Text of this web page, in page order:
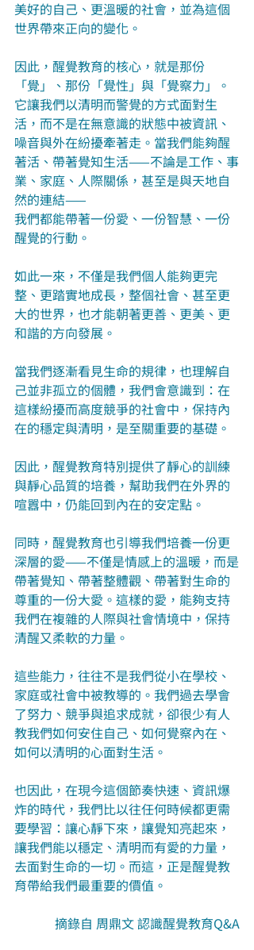
美好的自己、更溫暖的社會，並為這個
世界帶來正向的變化。
因此，醒覺教育的核心，就是那份
「覺」、那份「覺性」與「覺察力」。
它讓我們以清明而警覺的方式面對生
活，而不是在無意識的狀態中被資訊、
噪音與外在紛擾牽著走。當我們能夠醒
著活、帶著覺知生活——不論是工作、事
業、家庭、人際關係，甚至是與天地自
然的連結——
我們都能帶著一份愛、一份智慧、一份
醒覺的行動。
如此一來，不僅是我們個人能夠更完
整、更踏實地成長，整個社會、甚至更
大的世界，也才能朝著更善、更美、更
和諧的方向發展。
當我們逐漸看見生命的規律，也理解自
己並非孤立的個體，我們會意識到：在
這樣紛擾而高度競爭的社會中，保持內
在的穩定與清明，是至關重要的基礎。
因此，醒覺教育特別提供了靜心的訓練
與靜心品質的培養，幫助我們在外界的
喧囂中，仍能回到內在的安定點。
同時，醒覺教育也引導我們培養一份更
深層的愛——不僅是情感上的溫暖，而是
帶著覺知、帶著整體觀、帶著對生命的
尊重的一份大愛。這樣的愛，能夠支持
我們在複雜的人際與社會情境中，保持
清醒又柔軟的力量。
這些能力，往往不是我們從小在學校、
家庭或社會中被教導的。我們過去學會
了努力、競爭與追求成就，卻很少有人
教我們如何安住自己、如何覺察內在、
如何以清明的心面對生活。
也因此，在現今這個節奏快速、資訊爆
炸的時代，我們比以往任何時候都更需
要學習：讓心靜下來，讓覺知亮起來，
讓我們能以穩定、清明而有愛的力量，
去面對生命的一切。而這，正是醒覺教
育帶給我們最重要的價值。
摘錄自 周鼎文 認識醒覺教育Q&A